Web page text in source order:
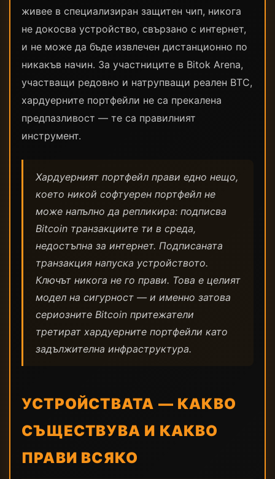
живее в специализиран защитен чип, никога
не докосва устройство, свързано с интернет,
и не може да бъде извлечен дистанционно по
никакъв начин. За участниците в Bitok Arena,
участващи редовно и натрупващи реален BTC,
хардуерните портфейли не са прекалена
предпазливост — те са правилният
инструмент.
Хардуерният портфейл прави едно нещо,
което никой софтуерен портфейл не
може напълно да репликира: подписва
Bitcoin транзакциите ти в среда,
недостъпна за интернет. Подписаната
транзакция напуска устройството.
Ключът никога не го прави. Това е целият
модел на сигурност — и именно затова
сериозните Bitcoin притежатели
третират хардуерните портфейли като
задължителна инфраструктура.
УСТРОЙСТВАТА — КАКВО
СЪЩЕСТВУВА И КАКВО
ПРАВИ ВСЯКО